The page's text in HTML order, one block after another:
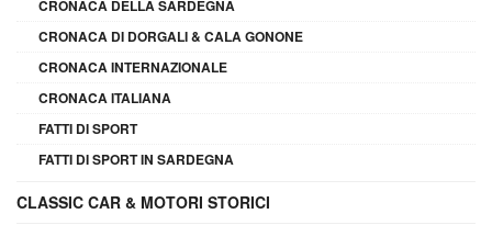
CRONACA DELLA SARDEGNA
CRONACA DI DORGALI & CALA GONONE
CRONACA INTERNAZIONALE
CRONACA ITALIANA
FATTI DI SPORT
FATTI DI SPORT IN SARDEGNA
CLASSIC CAR & MOTORI STORICI